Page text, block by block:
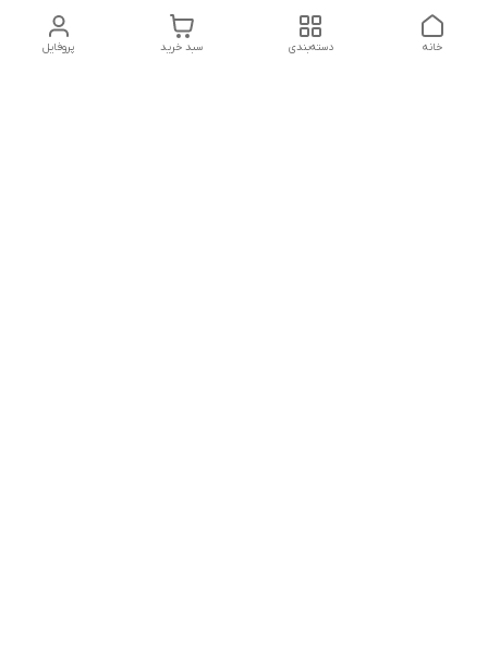
پروفایل سبد خرید دسته‌بندی خانه